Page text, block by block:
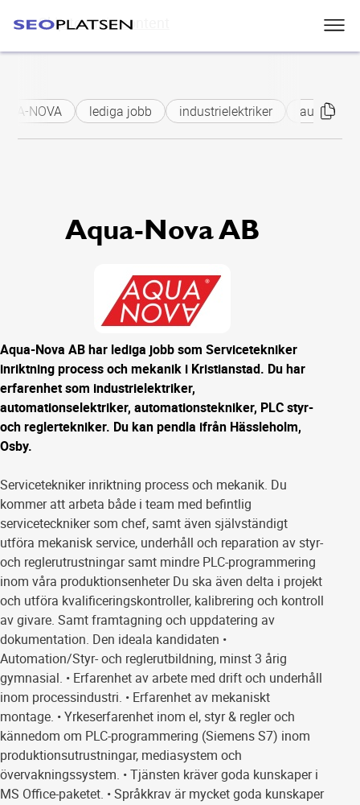
Skip to main content
NOVA lediga jobb industrielektriker
Aqua-Nova AB
Aqua-Nova AB har lediga jobb som Servicetekniker
inriktning process och mekanik i Kristianstad. Du har
erfarenhet som industrielektriker,
automationselektriker, automationstekniker, PLC styr-
och reglertekniker. Du kan pendla ifrån Hässleholm,
Osby.
Servicetekniker inriktning process och mekanik. Du
kommer att arbeta både i team med befintlig
serviceteckniker som chef, samt även självständigt
utföra mekanisk service, underhåll och reparation av styr-
och reglerutrustningar samt mindre PLC-programmering
inom våra produktionsenheter Du ska även delta i projekt
och utföra kvalificeringskontroller, kalibrering och kontroll
av givare. Samt framtagning och uppdatering av
dokumentation. Den ideala kandidaten •
Automation/Styr- och reglerutbildning, minst 3 årig
gymnasial. • Erfarenhet av arbete med drift och underhåll
inom processindustri. • Erfarenhet av mekaniskt
montage. • Yrkeserfarenhet inom el, styr & regler och
kännedom om PLC-programmering (Siemens S7) inom
produktionsutrustningar, mediasystem och
övervakningssystem. • Tjänsten kräver goda kunskaper i
MS Office-paketet. • Språkkrav är mycket goda kunskaper